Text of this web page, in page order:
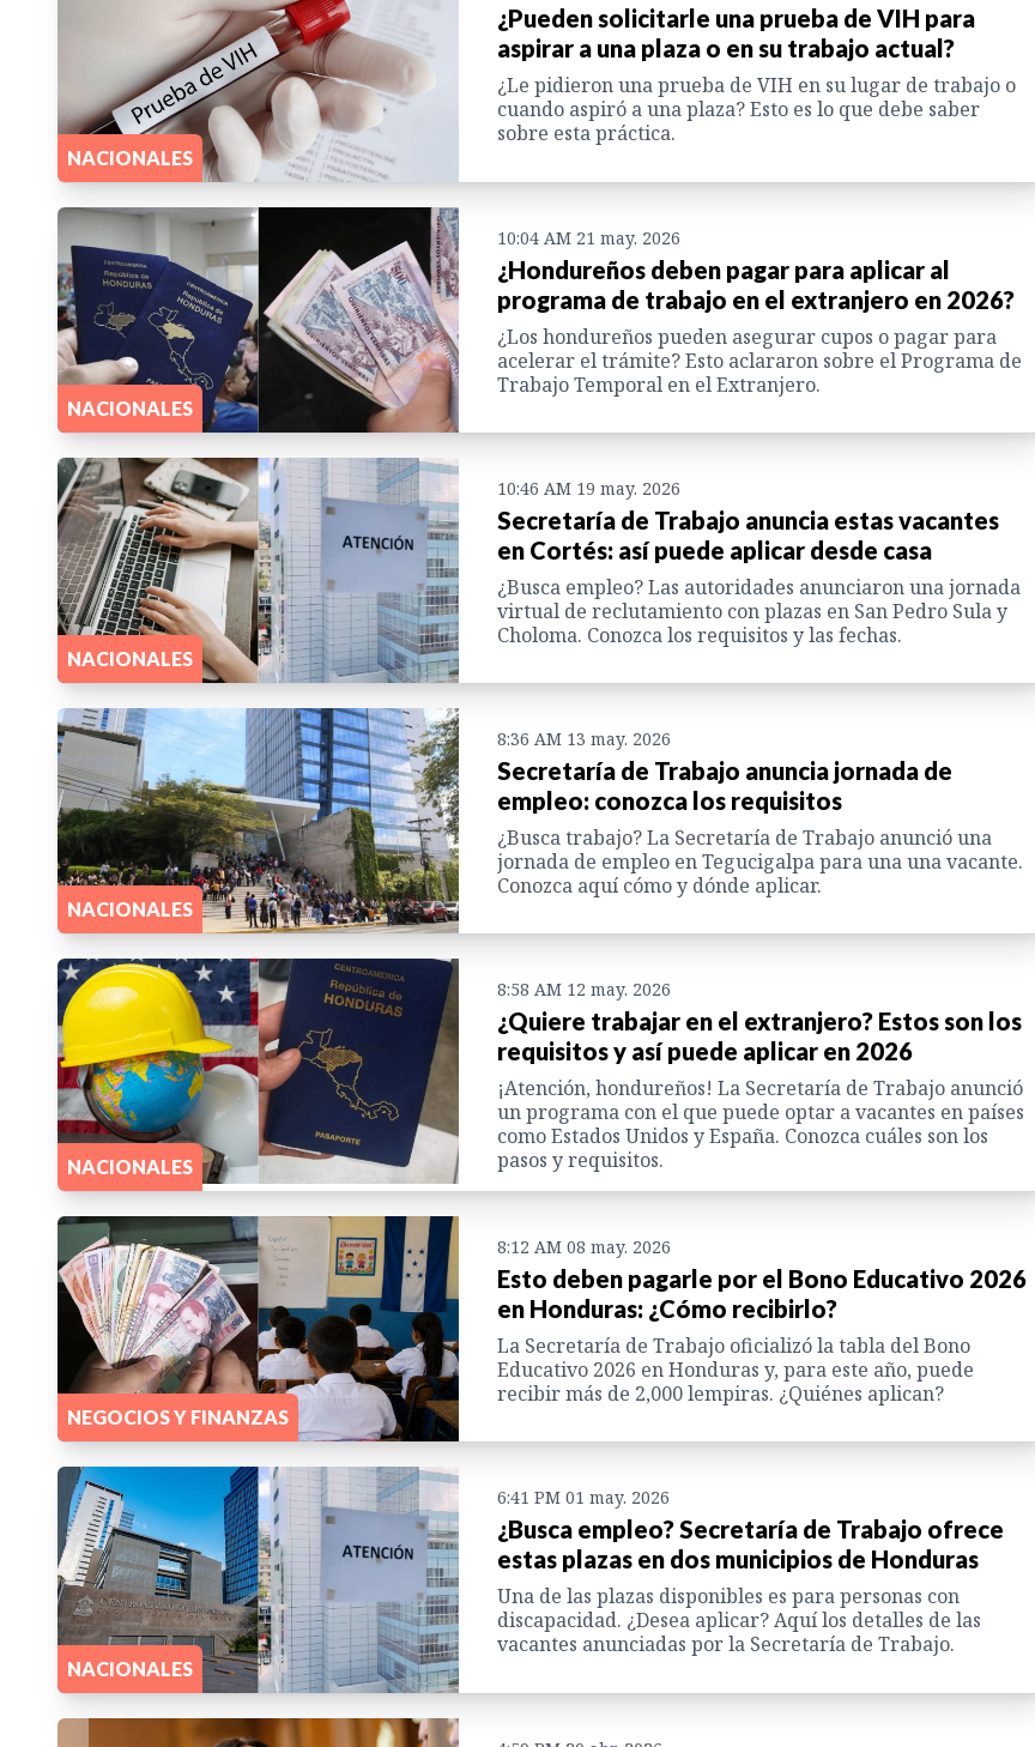
NACIONALES
¿Pueden solicitarle una prueba de VIH para
aspirar a una plaza o en su trabajo actual?
¿Le pidieron una prueba de VIH en su lugar de trabajo o
cuando aspiró a una plaza? Esto es lo que debe saber
sobre esta práctica.
NACIONALES
10:04 AM 21 may. 2026
¿Hondureños deben pagar para aplicar al
programa de trabajo en el extranjero en 2026?
¿Los hondureños pueden asegurar cupos o pagar para
acelerar el trámite? Esto aclararon sobre el Programa de
Trabajo Temporal en el Extranjero.
NACIONALES
10:46 AM 19 may. 2026
Secretaría de Trabajo anuncia estas vacantes
en Cortés: así puede aplicar desde casa
¿Busca empleo? Las autoridades anunciaron una jornada
virtual de reclutamiento con plazas en San Pedro Sula y
Choloma. Conozca los requisitos y las fechas.
NACIONALES
8:36 AM 13 may. 2026
Secretaría de Trabajo anuncia jornada de
empleo: conozca los requisitos
¿Busca trabajo? La Secretaría de Trabajo anunció una
jornada de empleo en Tegucigalpa para una una vacante.
Conozca aquí cómo y dónde aplicar.
NACIONALES
8:58 AM 12 may. 2026
¿Quiere trabajar en el extranjero? Estos son los
requisitos y así puede aplicar en 2026
¡Atención, hondureños! La Secretaría de Trabajo anunció
un programa con el que puede optar a vacantes en países
como Estados Unidos y España. Conozca cuáles son los
pasos y requisitos.
NEGOCIOS Y FINANZAS
8:12 AM 08 may. 2026
Esto deben pagarle por el Bono Educativo 2026
en Honduras: ¿Cómo recibirlo?
La Secretaría de Trabajo oficializó la tabla del Bono
Educativo 2026 en Honduras y, para este año, puede
recibir más de 2,000 lempiras. ¿Quiénes aplican?
NACIONALES
6:41 PM 01 may. 2026
¿Busca empleo? Secretaría de Trabajo ofrece
estas plazas en dos municipios de Honduras
Una de las plazas disponibles es para personas con
discapacidad. ¿Desea aplicar? Aquí los detalles de las
vacantes anunciadas por la Secretaría de Trabajo.